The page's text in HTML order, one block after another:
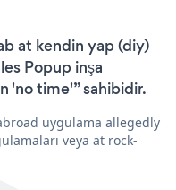
at kendin yap (diy)
Popup inşa
'no time'” sahibidir.
uygulama allegedly
veya at rock-